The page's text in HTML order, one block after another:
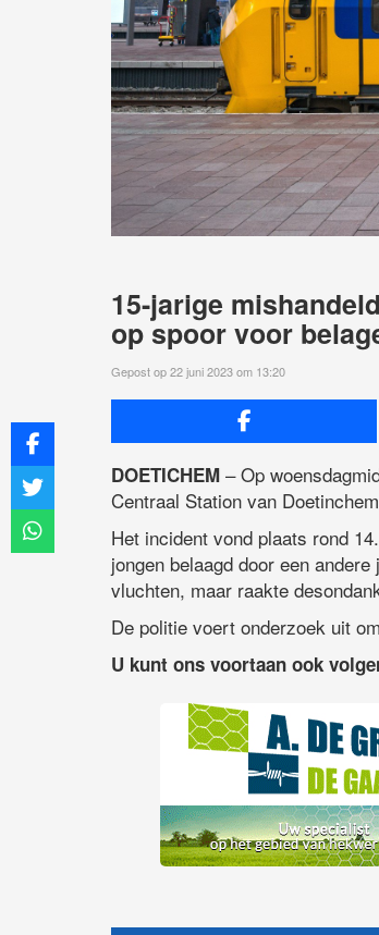
15-jarige
op spoor voor
Gepost op 22 juni 2023 om 13:20
DOETICHEM – Op
Centraal Station van
Het incident vond plaats rond
jongen belaagd door een
vluchten, maar raakte
De politie voert onderzoek uit
U kunt ons voortaan ook